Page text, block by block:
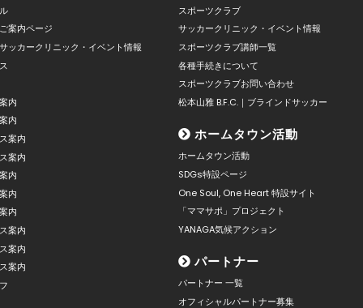
案内ページ
ッカークリニック・イベント情報
内
内
案内
案内
内
内
内
案内
案内
案内
スポーツクラブ
サッカークリニック・イベント情報
スポーツクラブ講師一覧
各種手続きについて
スポーツクラブお問い合わせ
松本山雅 B.F.C.｜ブラインドサッカー
ホームタウン活動
ホームタウン活動
SDGs特設ページ
One Soul, One Heart 特設サイト
「ママサポ」プロジェクト
YANAGA気候アクション
パートナー
パートナー 一覧
オフィシャルパートナー募集